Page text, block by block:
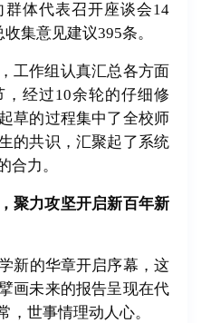
体代表召开座谈会14
集意见建议395条。
工作组认真汇总各方面
经过10余轮的仔细修
草的过程集中了全校师
的共识，汇聚起了系统
合力。
聚力攻坚开启新百年新
新的华章开启序幕，这
画未来的报告呈现在代
，世事情理动人心。